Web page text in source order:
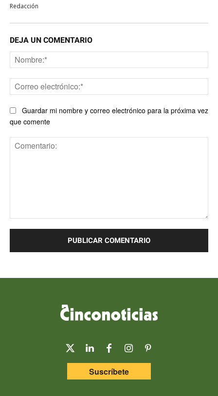
Redacción
DEJA UN COMENTARIO
Guardar mi nombre y correo electrónico para la próxima vez
que comente
Suscríbete